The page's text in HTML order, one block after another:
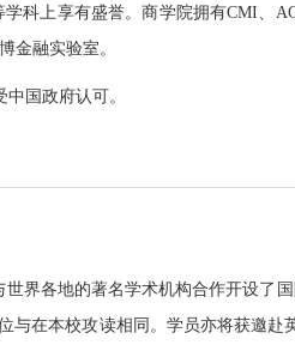
科上享有盛誉。商学院拥有CMI、
金融实验室。
国政府认可。
界各地的著名学术机构合作开设了
与在本校攻读相同。学员亦将获邀赴